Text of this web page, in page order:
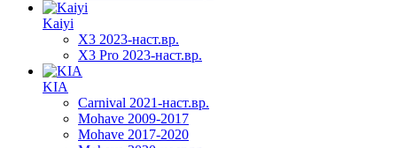
Kaiyi
X3 2023-наст.вр.
X3 Pro 2023-наст.вр.
KIA
Carnival 2021-наст.вр.
Mohave 2009-2017
Mohave 2017-2020